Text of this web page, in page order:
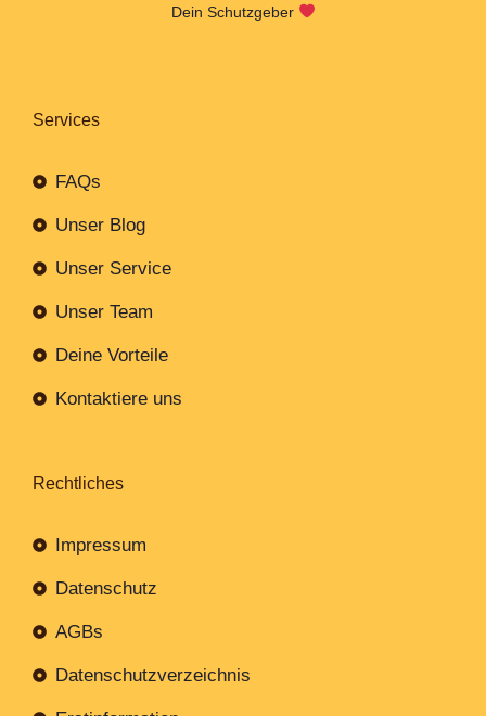
Dein Schutzgeber
Services
FAQs
Unser Blog
Unser Service
Unser Team
Deine Vorteile
Kontaktiere uns
Rechtliches
Impressum
Datenschutz
AGBs
Datenschutzverzeichnis